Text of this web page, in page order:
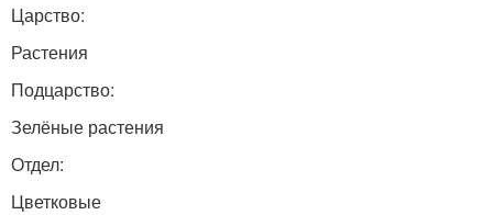
Царство:
Растения
Подцарство:
Зелёные растения
Отдел:
Цветковые